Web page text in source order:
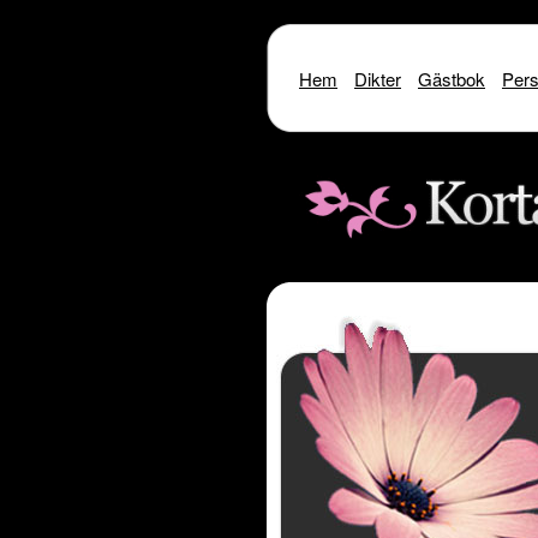
Warning: include() [function.include]: SSL
Warning
Warning
: include(http://
Warning : include() [
Hem Dikter Gästbok